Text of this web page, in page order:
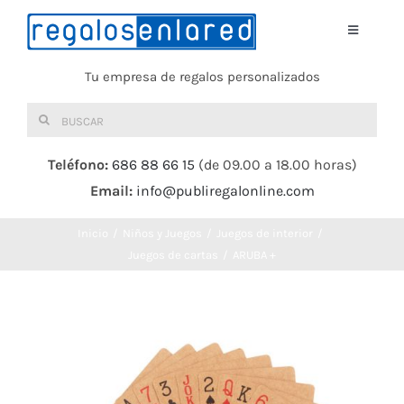
Saltar
Toggle
Tu empresa de regalos personalizados
Buscar:
Teléfono: 686 88 66 15 (de 09.00 a 18.00 horas)
Email: info@publiregalonline.com